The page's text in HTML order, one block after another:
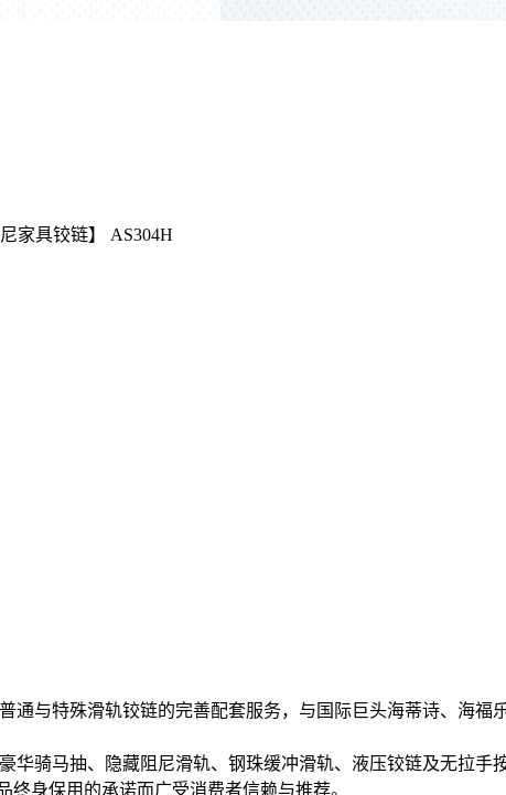
家具铰链】 AS304H
通与特殊滑轨铰链的完善配套服务，与国际巨头海蒂诗、海
骑马抽、隐藏阻尼滑轨、钢珠缓冲滑轨、液压铰链及无拉手
身保用的承诺而广受消费者信赖与推荐。